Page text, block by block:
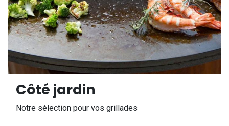
Côté jardin
Notre sélection pour vos grillades